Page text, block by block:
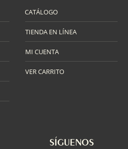
CATÁLOGO
TIENDA EN LÍNEA
MI CUENTA
VER CARRITO
SÍGUENOS